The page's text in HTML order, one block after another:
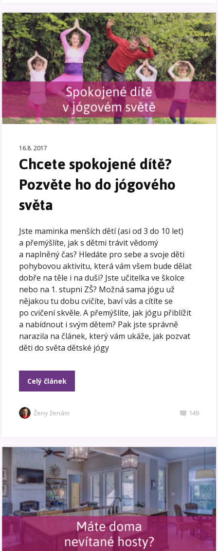
16.8. 2017
Chcete spokojené dítě?
Pozvěte ho do jógového
světa
Jste maminka menších dětí (asi od 3 do 10 let)
a přemýšlíte, jak s dětmi trávit vědomý
a naplněný čas? Hledáte pro sebe a svoje děti
pohybovou aktivitu, která vám všem bude dělat
dobře na těle i na duši? Jste učitelka ve školce
nebo na 1. stupni ZŠ? Možná sama jógu už
nějakou tu dobu cvičíte, baví vás a cítíte se
po cvičení skvěle. A přemýšlíte, jak jógu přiblížit
a nabídnout i svým dětem? Pak jste správně
narazila na článek, který vám ukáže, jak pozvat
děti do světa dětské jógy
Celý článek
Ženy ženám 149